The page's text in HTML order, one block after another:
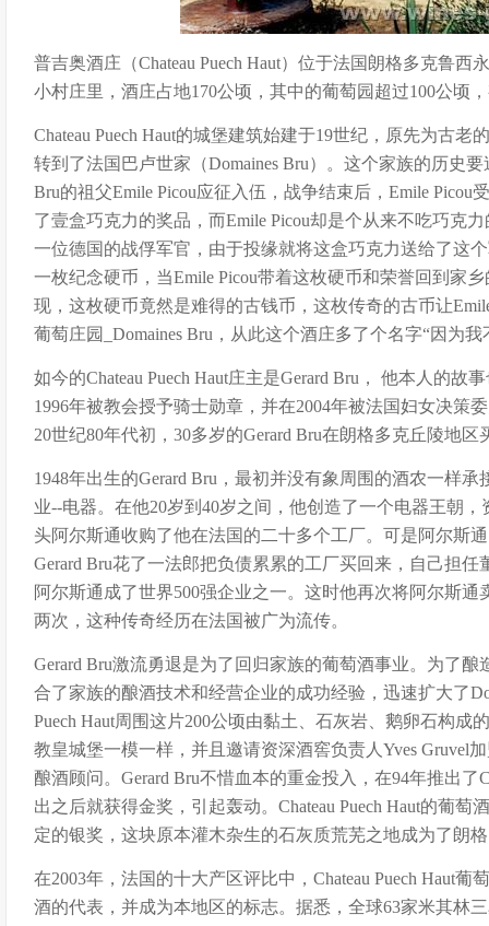
普吉奥酒庄（Chateau Puech Haut）位于法国朗格多克鲁西
小村庄里，酒庄占地170公顷，其中的葡萄园超过100公顷
Chateau Puech Haut的城堡建筑始建于19世纪，原先为古
转到了法国巴卢世家（Domaines Bru）。这个家族的历史
Bru的祖父Emile Picou应征入伍，战争结束后，Emile Picou
了壹盒巧克力的奖品，而Emile Picou却是个从来不吃巧克
一位德国的战俘军官，由于投缘就将这盒巧克力送给了这
一枚纪念硬币，当Emile Picou带着这枚硬币和荣誉回到家
现，这枚硬币竟然是难得的古钱币，这枚传奇的古币让
葡萄庄园_Domaines Bru，从此这个酒庄多了个名字“因为我
如今的Chateau Puech Haut庄主是Gerard Bru， 他本人的故
1996年被教会授予骑士勋章，并在2004年被法国妇女决策
20世纪80年代初，30多岁的Gerard Bru在朗格多克丘陵地
1948年出生的Gerard Bru，最初并没有象周围的酒农一样
业--电器。在他20岁到40岁之间，他创造了一个电器王朝
头阿尔斯通收购了他在法国的二十多个工厂。可是阿尔斯
Gerard Bru花了一法郎把负债累累的工厂买回来，自己担
阿尔斯通成了世界500强企业之一。这时他再次将阿尔斯
两次，这种传奇经历在法国被广为流传。
Gerard Bru激流勇退是为了回归家族的葡萄酒事业。为了酿
合了家族的酿酒技术和经营企业的成功经验，迅速扩大了
Puech Haut周围这片200公顷由黏土、石灰岩、鹅卵石构成
教皇城堡一模一样，并且邀请资深酒窖负责人Yves Gruvel
酿酒顾问。Gerard Bru不惜血本的重金投入，在94年推出了
出之后就获得金奖，引起轰动。Chateau Puech Haut的葡
定的银奖，这块原本灌木杂生的石灰质荒芜之地成为了朗
在2003年，法国的十大产区评比中，Chateau Puech Haut
酒的代表，并成为本地区的标志。据悉，全球63家米其林